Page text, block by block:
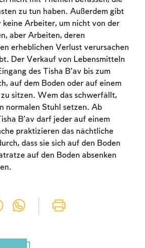
zu tun haben. Außerdem gibt
keine Arbeiter, um nicht von der
aber Arbeiten, deren
erheblichen Verlust verursachen
Der Verkauf von Lebensmitteln
des Tisha B’av bis zum
auf dem Boden oder auf einem
sitzen. Wem das schwerfällt,
normalen Stuhl setzen. Ab
B’av darf jeder auf einem
praktizieren das nächtliche
dass sie sich auf den Boden
auf den Boden absenken